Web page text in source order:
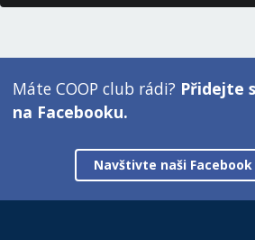
Máte COOP club rádi? Přidejte
na Facebooku.
Navštivte naši